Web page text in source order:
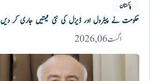
پاکستان
حکومت نے پیٹرول اور ڈیزل کی نئی قیمتیں جاری کر دیں
اگست 06, 2026